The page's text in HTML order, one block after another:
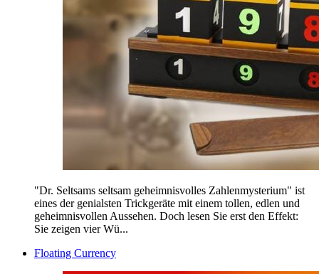
"Dr. Seltsams seltsam geheimnisvolles Zahlenmysterium" ist
eines der genialsten Trickgeräte mit einem tollen, edlen und
geheimnisvollen Aussehen. Doch lesen Sie erst den Effekt:
Sie zeigen vier Wü...
Floating Currency